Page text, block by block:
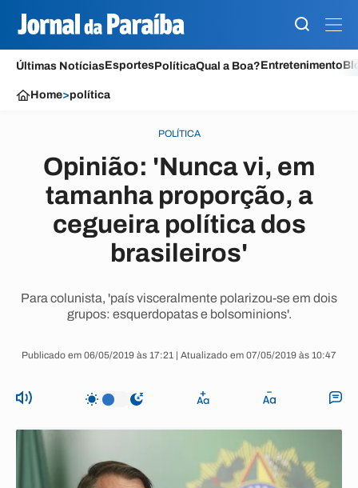
Últimas NotíciasEsportesPolíticaQual a Boa?Entretenimento
Home>política
POLÍTICA
Opinião: 'Nunca vi, em
tamanha proporção, a
cegueira política dos
brasileiros'
Para colunista, 'país visceralmente polarizou-se em dois
grupos: esquerdopatas e bolsominions'.
Publicado em 06/05/2019 às 17:21 | Atualizado em 07/05/2019 às 10:47